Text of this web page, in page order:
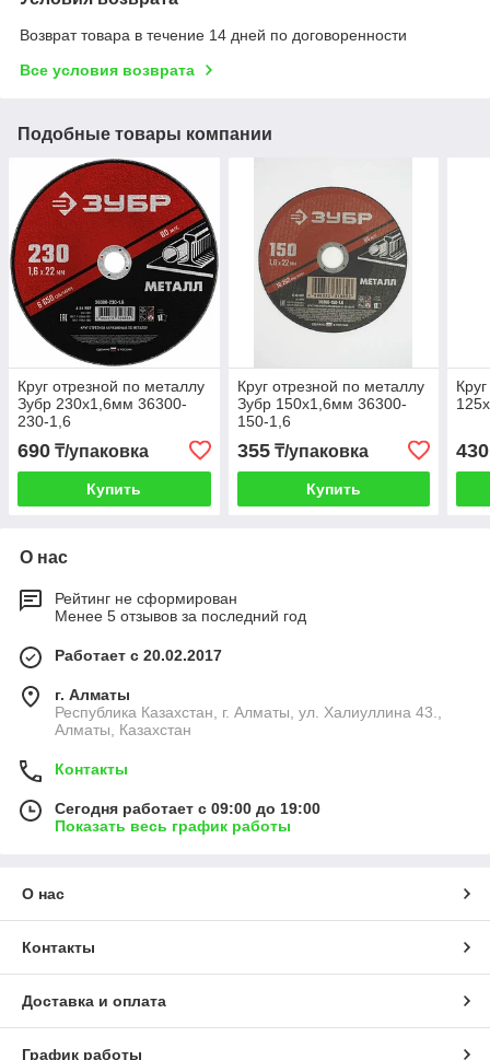
Возврат товара в течение 14 дней по договоренности
Все условия возврата
Подобные товары компании
Круг отрезной по металлу
Зубр 230х1,6мм 36300-
230-1,6
690 ₸/упаковка
Купить
Круг отрезной по металлу
Зубр 150х1,6мм 36300-
150-1,6
355₸/упаковка
Купить
430
О нас
Рейтинг не сформирован
Менее 5 отзывов за последний год
Работает с 20.02.2017
г. Алматы
Республика Казахстан, г. Алматы, ул. Халиуллина 43.,
Алматы, Казахстан
Контакты
Сегодня работает с 09:00 до 19:00
Показать весь график работы
О нас
Контакты
Доставка и оплата
График работы